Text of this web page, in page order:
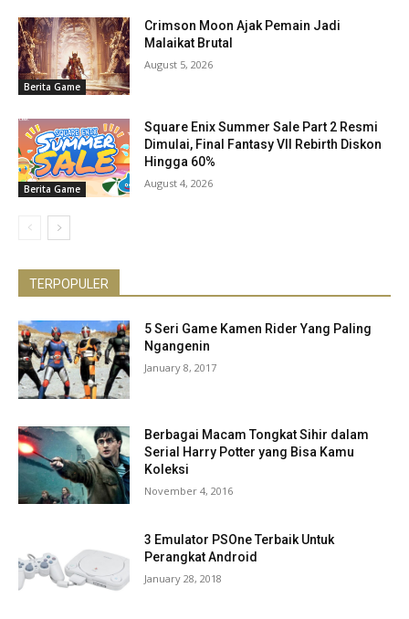
Berita Game
Crimson Moon Ajak Pemain Jadi
Malaikat Brutal
August 5, 2026
Berita Game
Square Enix Summer Sale Part 2 Resmi
Dimulai, Final Fantasy VII Rebirth Diskon
Hingga 60%
August 4, 2026
TERPOPULER
5 Seri Game Kamen Rider Yang Paling
Ngangenin
January 8, 2017
Berbagai Macam Tongkat Sihir dalam
Serial Harry Potter yang Bisa Kamu
Koleksi
November 4, 2016
3 Emulator PSOne Terbaik Untuk
Perangkat Android
January 28, 2018